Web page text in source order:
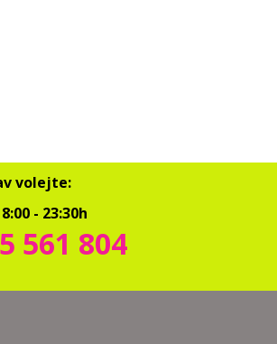
volejte:
- 23:30h
561 804